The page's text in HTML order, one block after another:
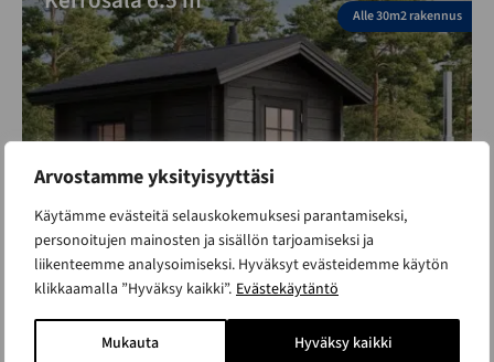
Arvostamme yksityisyyttäsi
Käytämme evästeitä selauskokemuksesi parantamiseksi,
personoitujen mainosten ja sisällön tarjoamiseksi ja
liikenteemme analysoimiseksi. Hyväksyt evästeidemme käytön
klikkaamalla ”Hyväksy kaikki”. Evästekäytäntö
Mukauta Hyväksy kaikki
Alle 30m2 rakennus